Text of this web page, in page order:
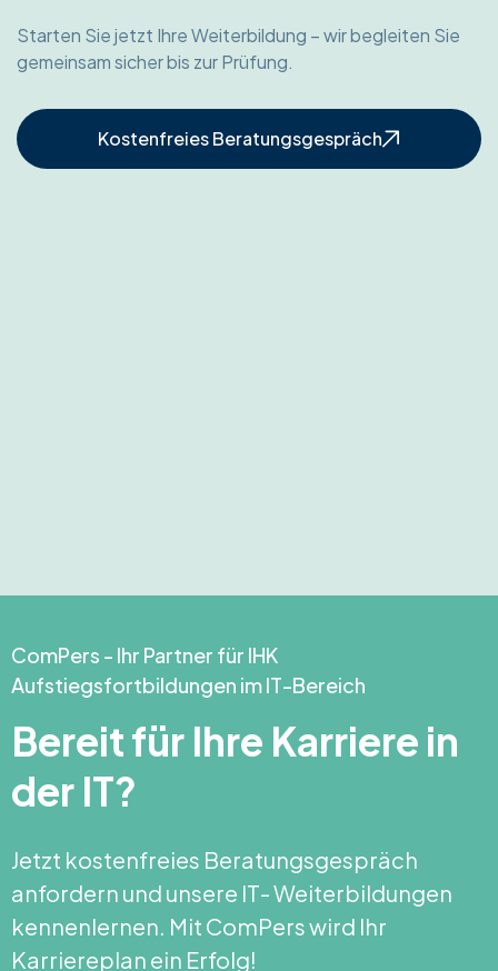
Starten Sie jetzt Ihre Weiterbildung – wir begleiten Sie
gemeinsam sicher bis zur Prüfung.
Kostenfreies Beratungsgespräch
ComPers - Ihr Partner für IHK
Aufstiegsfortbildungen im IT-Bereich
Bereit für Ihre Karriere in
der IT?
Jetzt kostenfreies Beratungsgespräch
anfordern und unsere IT- Weiterbildungen
kennenlernen. Mit ComPers wird Ihr
Karriereplan ein Erfolg!